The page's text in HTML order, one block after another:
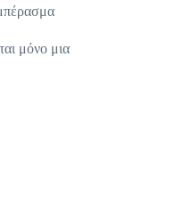
μόνο μια